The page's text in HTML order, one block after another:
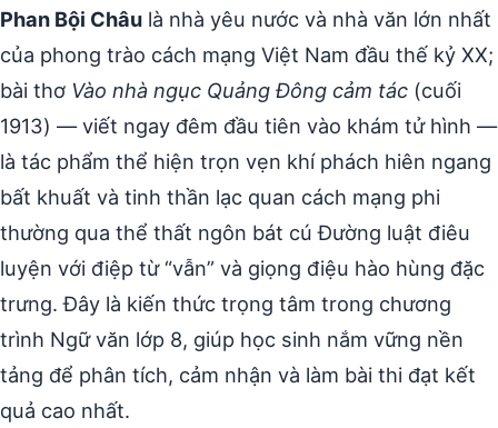
Phan Bội Châu là nhà yêu nước và nhà văn lớn nhất
của phong trào cách mạng Việt Nam đầu thế kỷ XX;
bài thơ Vào nhà ngục Quảng Đông cảm tác (cuối
1913) — viết ngay đêm đầu tiên vào khám tử hình —
là tác phẩm thể hiện trọn vẹn khí phách hiên ngang
bất khuất và tinh thần lạc quan cách mạng phi
thường qua thể thất ngôn bát cú Đường luật điêu
luyện với điệp từ “vẫn” và giọng điệu hào hùng đặc
trưng. Đây là kiến thức trọng tâm trong chương
trình Ngữ văn lớp 8, giúp học sinh nắm vững nền
tảng để phân tích, cảm nhận và làm bài thi đạt kết
quả cao nhất.